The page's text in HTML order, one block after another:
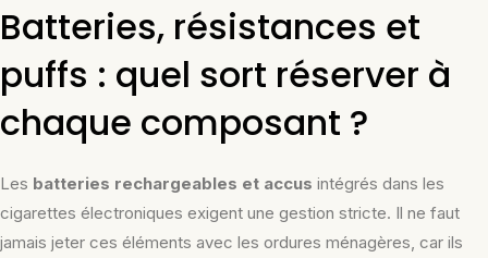
Batteries, résistances et
puffs : quel sort réserver à
chaque composant ?
Les batteries rechargeables et accus intégrés dans les
cigarettes électroniques exigent une gestion stricte. Il ne faut
jamais jeter ces éléments avec les ordures ménagères, car ils